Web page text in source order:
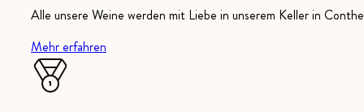
Alle unsere Weine werden mit Liebe in unserem Keller in
Mehr erfahren